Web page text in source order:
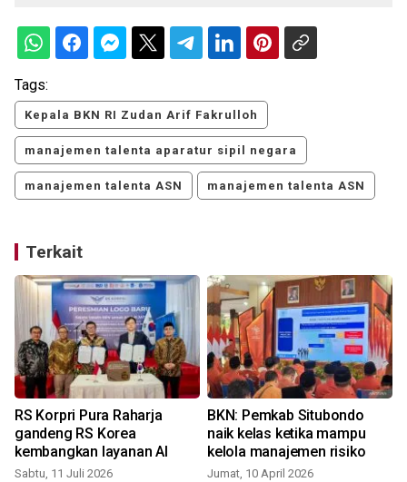
Tags:
Kepala BKN RI Zudan Arif Fakrulloh
manajemen talenta aparatur sipil negara
manajemen talenta ASN manajemen talenta ASN
Terkait
RS Korpri Pura Raharja
gandeng RS Korea
kembangkan layanan AI
Sabtu, 11 Juli 2026
BKN: Pemkab Situbondo
naik kelas ketika mampu
kelola manajemen risiko
Jumat, 10 April 2026